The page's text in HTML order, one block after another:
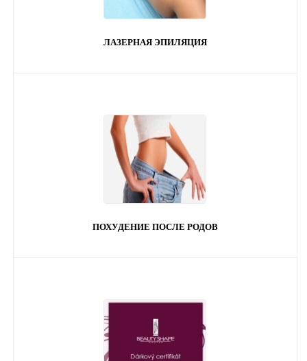
ЛАЗЕРНАЯ ЭПИЛЯЦИЯ
ПОХУДЕНИЕ ПОСЛЕ РОДОВ